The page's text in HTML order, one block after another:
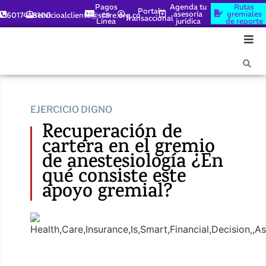
6017448100servicioalcliente@scare.org.co
Pagos
en
Línea
Portal
Transaccional
Agenda tu
asesoría
jurídica
Rutas
gremiales
de reporte
EJERCICIO DIGNO
Recuperación de
cartera en el gremio
de anestesiología ¿En
qué consiste este
apoyo gremial?